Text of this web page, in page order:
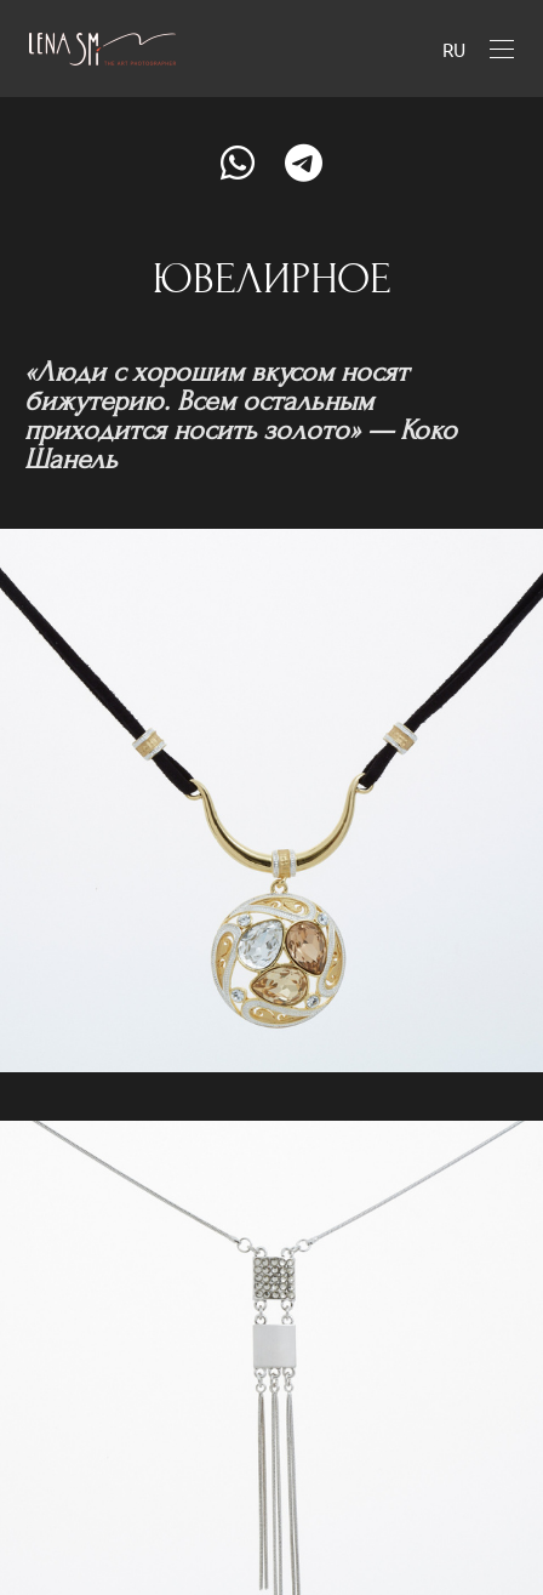
RU
ЮВЕЛИРНОЕ
«Люди с хорошим вкусом носят
бижутерию. Всем остальным
приходится носить золото» — Коко
Шанель